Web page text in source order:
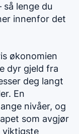
så lenge du
innenfor det
økonomien
dyr gjeld fra
deg langt
En
nivåer, og
som avgjør
viktigste